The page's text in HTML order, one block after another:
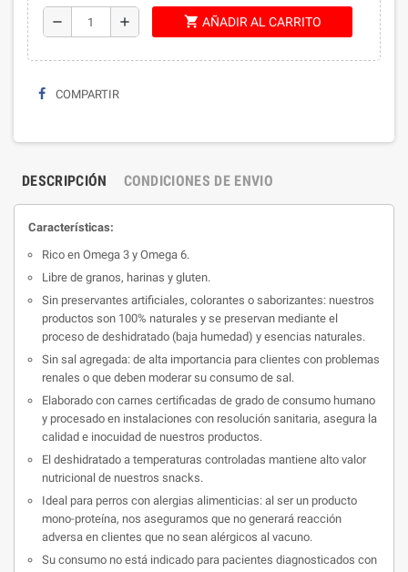
remove add shopping_cart AÑADIR AL CARRITO
COMPARTIR
DESCRIPCIÓN CONDICIONES DE ENVIO
Características:
Rico en Omega 3 y Omega 6.
Libre de granos, harinas y gluten.
Sin preservantes artificiales, colorantes o saborizantes: nuestros
productos son 100% naturales y se preservan mediante el
proceso de deshidratado (baja humedad) y esencias naturales.
Sin sal agregada: de alta importancia para clientes con problemas
renales o que deben moderar su consumo de sal.
Elaborado con carnes certificadas de grado de consumo humano
y procesado en instalaciones con resolución sanitaria, asegura la
calidad e inocuidad de nuestros productos.
El deshidratado a temperaturas controladas mantiene alto valor
nutricional de nuestros snacks.
Ideal para perros con alergias alimenticias: al ser un producto
mono-proteína, nos aseguramos que no generará reacción
adversa en clientes que no sean alérgicos al vacuno.
Su consumo no está indicado para pacientes diagnosticados con